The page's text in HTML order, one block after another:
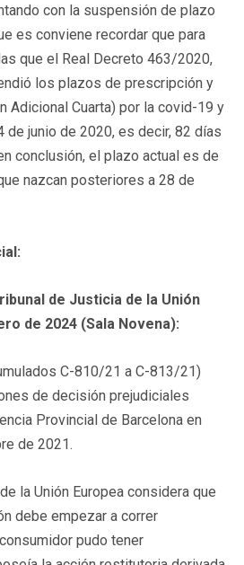
con la suspensión de plazo
es conviene recordar que para
que el Real Decreto 463/2020,
los plazos de prescripción y
Adicional Cuarta) por la covid-19 y
de junio de 2020, es decir, 82 días
conclusión, el plazo actual es de
nazcan posteriores a 28 de
de Justicia de la Unión
de 2024 (Sala Novena):
C-810/21 a C-813/21)
de decisión prejudiciales
Provincial de Barcelona en
de 2021.
la Unión Europea considera que
debe empezar a correr
pudo tener